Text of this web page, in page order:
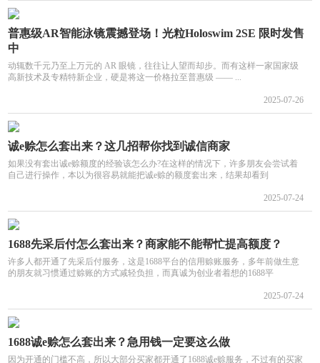
普惠级AR智能泳镜震撼登场！光粒Holoswim 2SE 限时发售
中
动辄数千元乃至上万元的 AR 眼镜，往往让人望而却步。而有这样一家国家级
高新技术及专精特新企业，硬是将这一价格拉至普惠级 —— ...
2025-07-26
诚e赊怎么套出来？这几招帮你找到诚信商家
如果没有套出诚e赊额度的经验该怎么办?在这样的情况下，许多朋友会尝试着
自己进行操作，本以为很容易就能把诚e赊的额度套出来，结果却看到
2025-07-24
1688先采后付怎么套出来？商家能不能帮忙提高额度？
许多人都开通了先采后付服务，这是1688平台的信用赊账服务，多年前做生意
的朋友就习惯通过赊账的方式减轻负担，而真诚为创业者着想的1688平
2025-07-24
1688诚e赊怎么套出来？急用钱一定要这么做
因为开通的门槛不高，所以大部分买家都开通了1688诚e赊服务，不过有的买家